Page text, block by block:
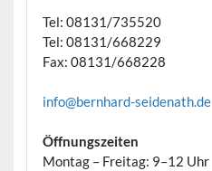
Tel: 08131/735520
Tel: 08131/668229
Fax: 08131/668228
info@bernhard-seidenath.de
Öffnungszeiten
Montag – Freitag: 9–12 Uhr